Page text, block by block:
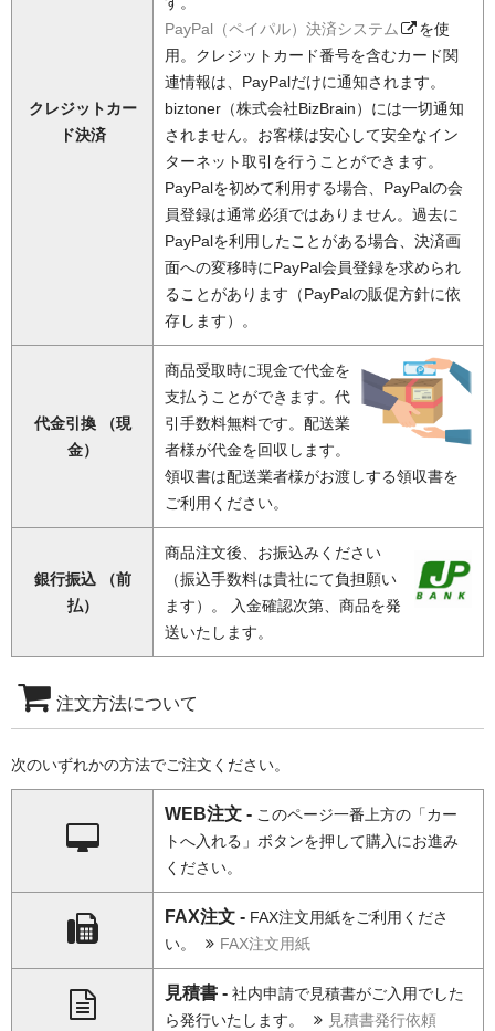
クレジットカー
ド決済
PayPal（ペイパル）決済システム
を使
用。クレジットカード番号を含むカード関
連情報は、PayPalだけに通知されます。
biztoner（株式会社BizBrain）には一切通知
されません。お客様は安心して安全なイン
ターネット取引を行うことができます。
PayPalを初めて利用する場合、PayPalの会
員登録は通常必須ではありません。過去に
PayPalを利用したことがある場合、決済画
面への変移時にPayPal会員登録を求められ
ることがあります（PayPalの販促方針に依
存します）。
代金引換 （現
金）
商品受取時に現金で代金を
支払うことができます。代
引手数料無料です。配送業
者様が代金を回収します。
領収書は配送業者様がお渡しする領収書を
ご利用ください。
銀行振込 （前
払）
商品注文後、お振込みください
（振込手数料は貴社にて負担願い
ます）。 入金確認次第、商品を発
送いたします。
注文方法について
次のいずれかの方法でご注文ください。
WEB注文 - このページ一番上方の「カー
トへ入れる」ボタンを押して購入にお進み
ください。
FAX注文 - FAX注文用紙をご利用くださ
い。
FAX注文用紙
見積書 - 社内申請で見積書がご入用でした
ら発行いたします。
見積書発行依頼